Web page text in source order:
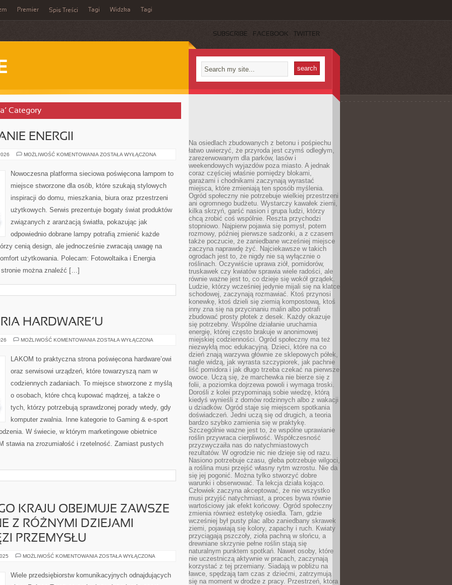
Premier Spis Treści Tagi Widzka Tagi
SUBSCRIBE FACEBOOK TWITTER
Category
ENERGII
MOŻLIWOŚĆ KOMENTOWANIA EKO
ENERGII
ZOSTAŁA WYŁĄCZONA
Nowoczesna platforma sieciowa poświęcona lampom to
miejsce stworzone dla osób, które szukają stylowych
inspiracji do domu, mieszkania, biura oraz przestrzeni
użytkowych. Serwis prezentuje bogaty świat produktów
związanych z aranżacją światła, pokazując jak
odpowiednio dobrane lampy potrafią zmienić każde
cenią design, ale jednocześnie zwracają uwagę na
użytkowania. Polecam: Fotowoltaika i Energia
można znaleźć […]
HARDWARE’U
MOŻLIWOŚĆ KOMENTOWANIA RETRO
HISTORIA
HARDWARE’U
ZOSTAŁA WYŁĄCZONA
LAKOM to praktyczna strona poświęcona hardware’owi
oraz serwisowi urządzeń, które towarzyszą nam w
codziennych zadaniach. To miejsce stworzone z myślą
o osobach, które chcą kupować mądrzej, a także o
tych, którzy potrzebują sprawdzonej porady wtedy, gdy
komputer zwalnia. Inne kategorie to Gaming & e-sport
W świecie, w którym marketingowe obietnice
stawia na zrozumiałość i rzetelność. Zamiast pustych
KRAJU OBEJMUJE ZAWSZE
Z RÓŻNYMI DZIEJAMI
PRZEMYSŁU
MOŻLIWOŚĆ KOMENTOWANIA HISTORIA
OBEJMUJE
ZAWSZE
ZOSTAŁA WYŁĄCZONA
Wiele przedsiębiorstw komunikacyjnych odnajdujących
Na osiedlach zbudowanych z betonu i pośpiechu
łatwo uwierzyć, że przyroda jest czymś odległym,
zarezerwowanym dla parków, lasów i
weekendowych wyjazdów poza miasto. A jednak
coraz częściej właśnie pomiędzy blokami,
garażami i chodnikami zaczynają wyrastać
miejsca, które zmieniają ten sposób myślenia.
Ogród społeczny nie potrzebuje wielkiej przestrzeni
ani ogromnego budżetu. Wystarczy kawałek ziemi,
kilka skrzyń, garść nasion i grupa ludzi, którzy
chcą zrobić coś wspólnie. Reszta przychodzi
stopniowo. Najpierw pojawia się pomysł, potem
rozmowy, później pierwsze sadzonki, a z czasem
także poczucie, że zaniedbane wcześniej miejsce
zaczyna naprawdę żyć. Najciekawsze w takich
ogrodach jest to, że nigdy nie są wyłącznie o
roślinach. Oczywiście uprawa ziół, pomidorów,
truskawek czy kwiatów sprawia wiele radości, ale
równie ważne jest to, co dzieje się wokół grządek.
Ludzie, którzy wcześniej jedynie mijali się na klatce
schodowej, zaczynają rozmawiać. Ktoś przynosi
konewkę, ktoś dzieli się ziemią kompostową, ktoś
inny zna się na przycinaniu malin albo potrafi
zbudować prosty płotek z desek. Każdy okazuje
się potrzebny. Wspólne działanie uruchamia
energię, której często brakuje w anonimowej
miejskiej codzienności. Ogród społeczny ma też
niezwykłą moc edukacyjną. Dzieci, które na co
dzień znają warzywa głównie ze sklepowych półek,
nagle widzą, jak wyrasta szczypiorek, jak pachnie
liść pomidora i jak długo trzeba czekać na pierwsze
owoce. Uczą się, że marchewka nie bierze się z
folii, a poziomka dojrzewa powoli i wymaga troski.
Dorośli z kolei przypominają sobie wiedzę, którą
kiedyś wynieśli z domów rodzinnych albo z wakacji
u dziadków. Ogród staje się miejscem spotkania
doświadczeń. Jedni uczą się od drugich, a teoria
bardzo szybko zamienia się w praktykę.
Szczególnie ważne jest to, że wspólne uprawianie
roślin przywraca cierpliwość. Współczesność
przyzwyczaiła nas do natychmiastowych
rezultatów. W ogrodzie nic nie dzieje się od razu.
Nasiono potrzebuje czasu, gleba potrzebuje wilgoci,
a roślina musi przejść własny rytm wzrostu. Nie da
się jej pogonić. Można tylko stworzyć dobre
warunki i obserwować. Ta lekcja działa kojąco.
Człowiek zaczyna akceptować, że nie wszystko
musi przyjść natychmiast, a proces bywa równie
wartościowy jak efekt końcowy. Ogród społeczny
zmienia również estetykę osiedla. Tam, gdzie
wcześniej był pusty plac albo zaniedbany skrawek
ziemi, pojawiają się kolory, zapachy i ruch. Kwiaty
przyciągają pszczoły, zioła pachną w słońcu, a
drewniane skrzynie pełne roślin stają się
naturalnym punktem spotkań. Nawet osoby, które
nie uczestniczą aktywnie w pracach, zaczynają
korzystać z tej przemiany. Siadają w pobliżu na
ławce, spędzają tam czas z dziećmi, zatrzymują
się na moment w drodze z pracy. Przestrzeń, która